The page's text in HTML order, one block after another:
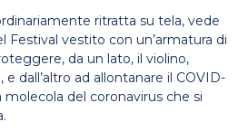
ritratta su tela, vede
Festival vestito con un’armatura di
da un lato, il violino,
dall’altro ad allontanare il COVID-
molecola del coronavirus che si